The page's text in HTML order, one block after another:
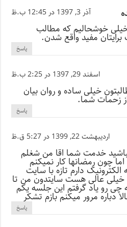
آذر 3, 1397 در 12:45 ب.ظ
خوشحالیم که مطالب
برایتان مفید واقع شدن.
پاسخ
اسفند 29, 1397 در 2:25 ب.ظ
خیلی ساده و روان بیان
زحمات شما.
پاسخ
اردیبهشت 22, 1399 در 5:27 ق.ظ
خدمت شما اقا من شغلم
چون رمضانها کار نمیکنم
الکترونیک دارم تازه با سایت
عالی هست سایتدون من تا
رو یاد گرفتم این جلسه یکم
دباره مرور میکنم بازم تشکر
پاسخ